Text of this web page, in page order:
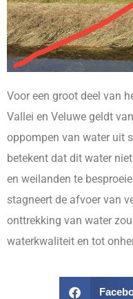
Voor een groot deel van
Vallei en Veluwe geldt
oppompen van water uit
betekent dat dit water
en weilanden te
stagneert de afvoer van
onttrekking van water
waterkwaliteit en tot